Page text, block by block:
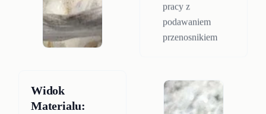
pracy z
podawaniem
przenosnikiem
Widok
Materialu: